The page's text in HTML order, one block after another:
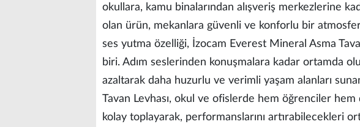
okullara, kamu binalarından alışveriş merkezlerine
olan ürün, mekanlara güvenli ve konforlu bir atmosfer
ses yutma özelliği, İzocam Everest Mineral Asma
biri. Adım seslerinden konuşmalara kadar ortamda
azaltarak daha huzurlu ve verimli yaşam alanları
Tavan Levhası, okul ve ofislerde hem öğrenciler
kolay toplayarak, performanslarını artırabilecekleri